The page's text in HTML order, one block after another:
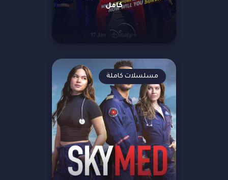
كامل
مسلسلات كاملة